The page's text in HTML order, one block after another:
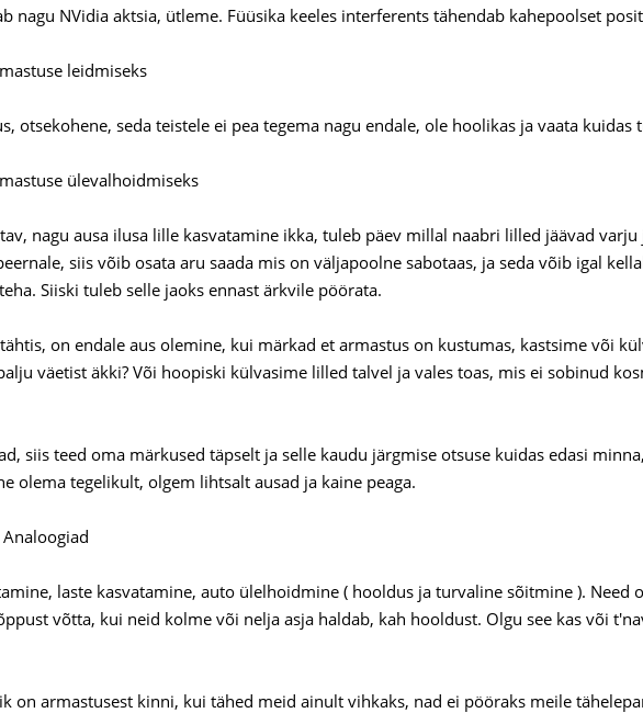
nagu NVidia aktsia, ütleme. Füüsika keeles interferents tähendab kahepoolset
leidmiseks
otsekohene, seda teistele ei pea tegema nagu endale, ole hoolikas ja vaata kuidas
ülevalhoidmiseks
nagu ausa ilusa lille kasvatamine ikka, tuleb päev millal naabri lilled jäävad
siis võib osata aru saada mis on väljapoolne sabotaas, ja seda võib igal
Siiski tuleb selle jaoks ennast ärkvile pöörata.
on endale aus olemine, kui märkad et armastus on kustumas, kastsime või
väetist äkki? Või hoopiski külvasime lilled talvel ja vales toas, mis ei sobinud
siis teed oma märkused täpselt ja selle kaudu järgmise otsuse kuidas edasi
olema tegelikult, olgem lihtsalt ausad ja kaine peaga.
laste kasvatamine, auto ülelhoidmine ( hooldus ja turvaline sõitmine ). Need
võtta, kui neid kolme või nelja asja haldab, kah hooldust. Olgu see kas või
on armastusest kinni, kui tähed meid ainult vihkaks, nad ei pööraks meile